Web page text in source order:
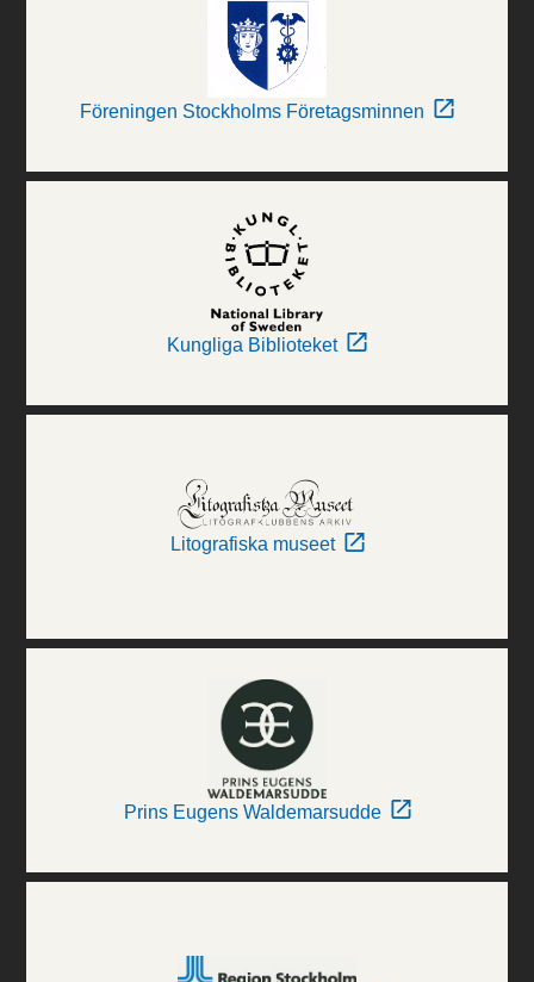
Föreningen Stockholms Företagsminnen
Kungliga Biblioteket
Litografiska museet
Prins Eugens Waldemarsudde